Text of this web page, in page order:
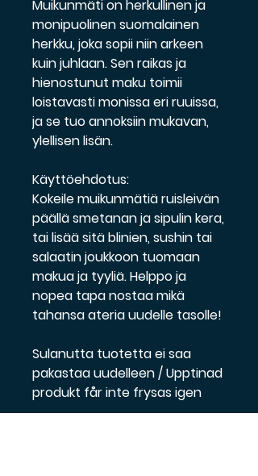
Muikunmäti on herkullinen ja
monipuolinen suomalainen
herkku, joka sopii niin arkeen
kuin juhlaan. Sen raikas ja
hienostunut maku toimii
loistavasti monissa eri ruuissa,
ja se tuo annoksiin mukavan,
ylellisen lisän.
Käyttöehdotus:
Kokeile muikunmätiä ruisleivän
päällä smetanan ja sipulin kera,
tai lisää sitä blinien, sushin tai
salaatin joukkoon tuomaan
makua ja tyyliä. Helppo ja
nopea tapa nostaa mikä
tahansa ateria uudelle tasolle!
Sulanutta tuotetta ei saa
pakastaa uudelleen / Upptinad
produkt får inte frysas igen